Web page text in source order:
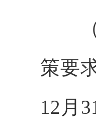
（
策要
12月